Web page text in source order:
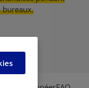
bureaux.